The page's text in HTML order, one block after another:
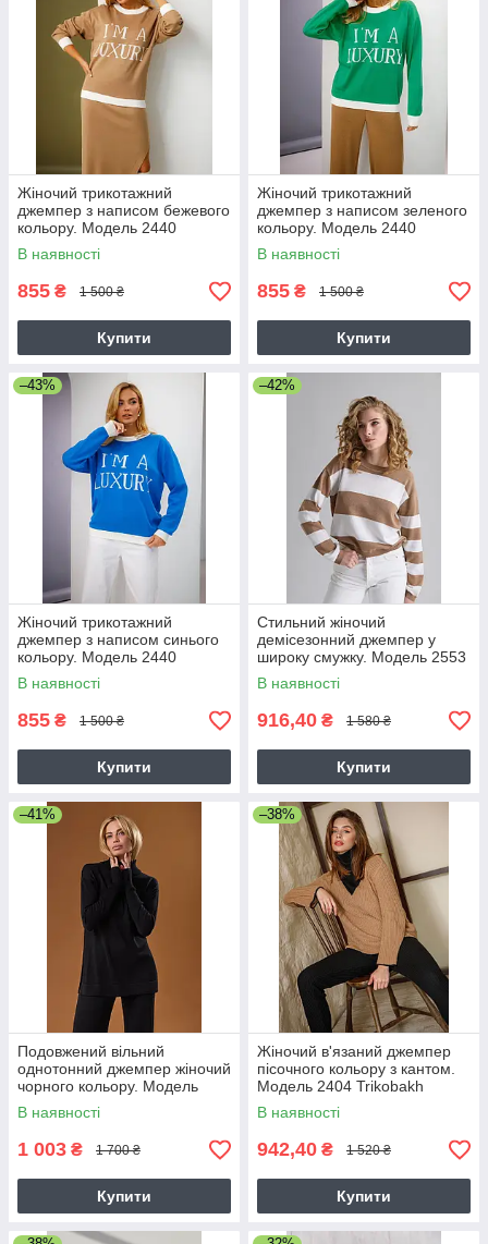
Жіночий трикотажний
джемпер з написом бежевого
кольору. Модель 2440
Trikobakh
В наявності
855 ₴ 1 500 ₴
Купити
Жіночий трикотажний
джемпер з написом зеленого
кольору. Модель 2440
Trikobakh
В наявності
855 ₴ 1 500 ₴
Купити
–43%
Жіночий трикотажний
джемпер з написом синього
кольору. Модель 2440
Trikobakh
В наявності
855 ₴ 1 500 ₴
Купити
–42%
Стильний жіночий
демісезонний джемпер у
широку смужку. Модель 2553
бежево-молочний
В наявності
916,40 ₴ 1 580 ₴
Купити
–41%
Подовжений вільний
однотонний джемпер жіночий
чорного кольору. Модель
2706 Trikobakh
В наявності
1 003 ₴ 1 700 ₴
Купити
–38%
Жіночий в'язаний джемпер
пісочного кольору з кантом.
Модель 2404 Trikobakh
В наявності
942,40 ₴ 1 520 ₴
Купити